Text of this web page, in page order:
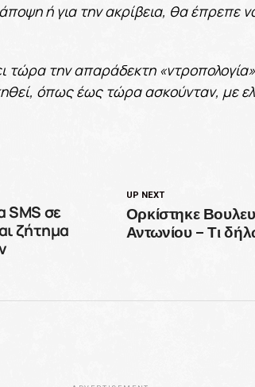
ή για την ακρίβεια, θα έπρεπε
τώρα την απαράδεκτη
όπως έως τώρα ασκούνταν, με
UP NEXT
Ορκίστηκε
Αντωνίου – Τι
SMS σε
ζήτημα